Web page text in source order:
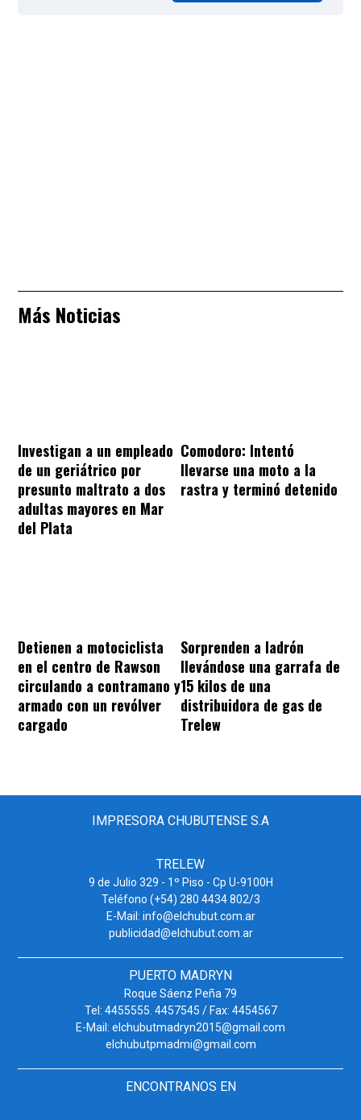
Más Noticias
Investigan a un empleado
de un geriátrico por
presunto maltrato a dos
adultas mayores en Mar
del Plata
Comodoro: Intentó
llevarse una moto a la
rastra y terminó detenido
Detienen a motociclista
en el centro de Rawson
circulando a contramano y
armado con un revólver
cargado
Sorprenden a ladrón
llevándose una garrafa de
15 kilos de una
distribuidora de gas de
Trelew
IMPRESORA CHUBUTENSE S.A
TRELEW
9 de Julio 329 - 1º Piso - Cp U-9100H
Teléfono (+54) 280 4434 802/3
E-Mail: info@elchubut.com.ar
publicidad@elchubut.com.ar
PUERTO MADRYN
Roque Sáenz Peña 79
Tel: 4455555. 4457545 / Fax: 4454567
E-Mail: elchubutmadryn2015@gmail.com
elchubutpmadmi@gmail.com
ENCONTRANOS EN